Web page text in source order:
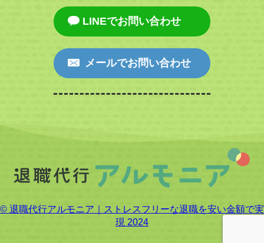
LINEでお問い合わせ
メールでお問い合わせ
© 退職代行アルモニア｜ストレスフリーな退職を安い金額で実
現 2024